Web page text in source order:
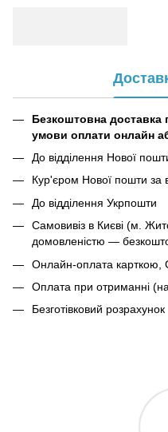
Безкоштовна доставка
умови оплати онлайн
До відділення Нової
Кур'єром Нової пошти за
До відділення Укрпошти
Самовивіз в Києві (м.
домовленістю —
Онлайн-оплата карткою,
Оплата при отриманні
Безготівковий розрахунок